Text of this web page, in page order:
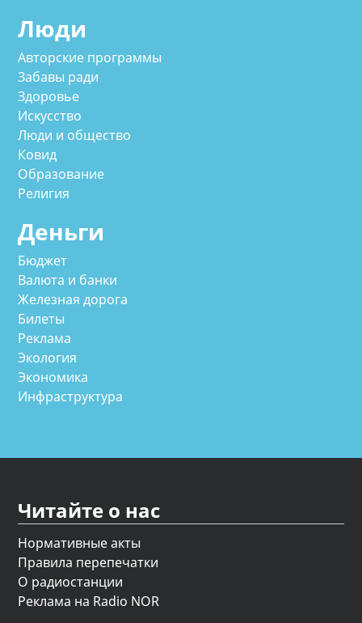
Люди
Авторские программы
Забавы ради
Здоровье
Искусство
Люди и общество
Ковид
Образование
Религия
Деньги
Бюджет
Валюта и банки
Железная дорога
Билеты
Реклама
Экология
Экономика
Инфраструктура
Читайте о нас
Нормативные акты
Правила перепечатки
О радиостанции
Реклама на Radio NOR